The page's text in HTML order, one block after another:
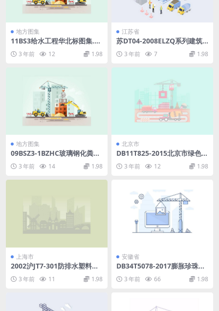
地方图集
11BS3给水工程华北标图集.p
3 年前 12 1.98
江苏省
苏DT04-2008ELZQ系列建筑
3 年前 7 1.98
地方图集
09BSZ3-1BZHC玻璃钢化粪池
3 年前 14 1.98
北京市
DB11T825-2015北京市绿色建
3 年前 12 1.98
上海市
2002沪JT7-301防排水塑料板
3 年前 11 1.98
安徽省
DB34T5078-2017膨胀珍珠岩
保温板建筑保温工程应用技术
规程.pdf
3 年前 66 1.98